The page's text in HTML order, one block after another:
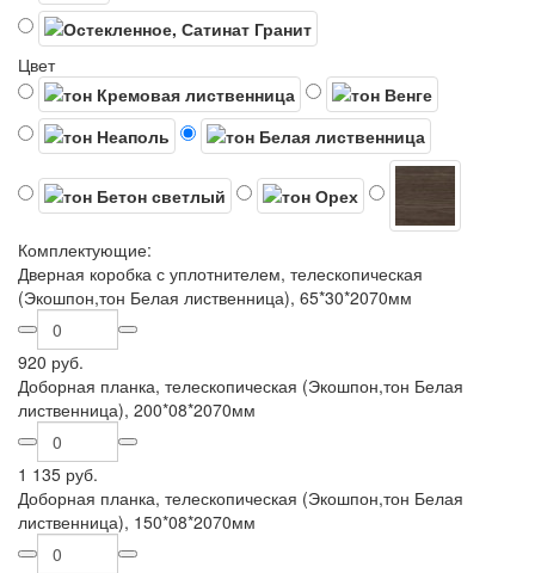
Цвет
Комплектующие:
Дверная коробка с уплотнителем, телескопическая
(Экошпон,тон Белая лиственница), 65*30*2070мм
920 руб.
Доборная планка, телескопическая (Экошпон,тон Белая
лиственница), 200*08*2070мм
1 135 руб.
Доборная планка, телескопическая (Экошпон,тон Белая
лиственница), 150*08*2070мм